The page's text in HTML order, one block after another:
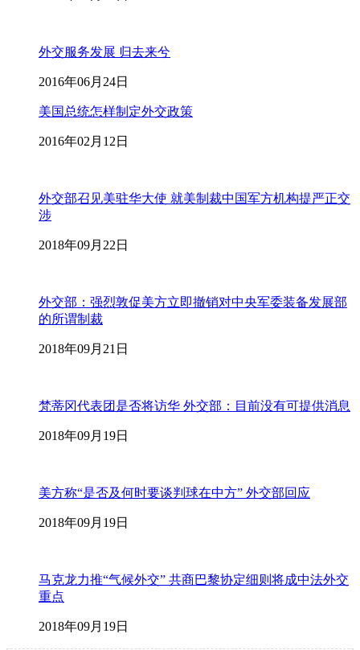
外交服务发展 归去来兮
2016年06月24日
美国总统怎样制定外交政策
2016年02月12日
外交部召见美驻华大使 就美制裁中国军方机构提严正交
涉
2018年09月22日
外交部：强烈敦促美方立即撤销对中央军委装备发展部
的所谓制裁
2018年09月21日
梵蒂冈代表团是否将访华 外交部：目前没有可提供消息
2018年09月19日
美方称“是否及何时要谈判球在中方” 外交部回应
2018年09月19日
马克龙力推“气候外交” 共商巴黎协定细则将成中法外交
重点
2018年09月19日